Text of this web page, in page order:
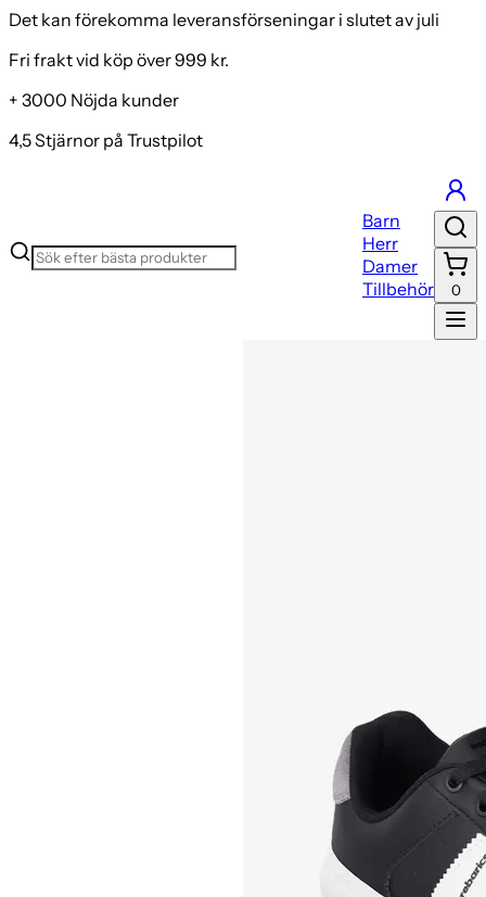
Det kan förekomma leveransförseningar i slutet av juli
Fri frakt vid köp över 999 kr.
+ 3000 Nöjda kunder
4,5 Stjärnor på Trustpilot
Barn
Herr
Damer
Tillbehör
0